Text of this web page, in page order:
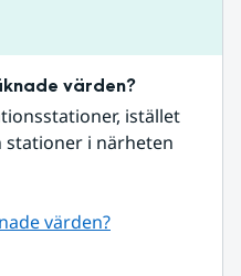
värden?
istället
i närheten
värden?